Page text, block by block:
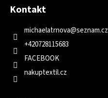
Kontakt
michaelatrnova@seznam.cz
+420728115683
FACEBOOK
nakuptextil.cz